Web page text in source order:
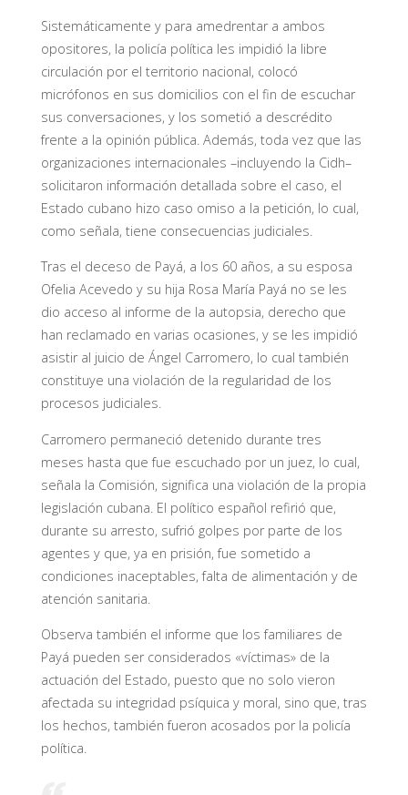
Sistemáticamente y para amedrentar a ambos
opositores, la policía política les impidió la libre
circulación por el territorio nacional, colocó
micrófonos en sus domicilios con el fin de escuchar
sus conversaciones, y los sometió a descrédito
frente a la opinión pública. Además, toda vez que las
organizaciones internacionales –incluyendo la Cidh–
solicitaron información detallada sobre el caso, el
Estado cubano hizo caso omiso a la petición, lo cual,
como señala, tiene consecuencias judiciales.
Tras el deceso de Payá, a los 60 años, a su esposa
Ofelia Acevedo y su hija Rosa María Payá no se les
dio acceso al informe de la autopsia, derecho que
han reclamado en varias ocasiones, y se les impidió
asistir al juicio de Ángel Carromero, lo cual también
constituye una violación de la regularidad de los
procesos judiciales.
Carromero permaneció detenido durante tres
meses hasta que fue escuchado por un juez, lo cual,
señala la Comisión, significa una violación de la propia
legislación cubana. El político español refirió que,
durante su arresto, sufrió golpes por parte de los
agentes y que, ya en prisión, fue sometido a
condiciones inaceptables, falta de alimentación y de
atención sanitaria.
Observa también el informe que los familiares de
Payá pueden ser considerados «víctimas» de la
actuación del Estado, puesto que no solo vieron
afectada su integridad psíquica y moral, sino que, tras
los hechos, también fueron acosados por la policía
política.